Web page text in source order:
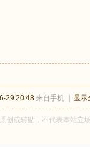
29 20:48 来自手机 显示
创或转贴，不代表本站立